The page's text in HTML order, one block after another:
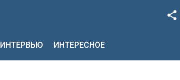
Google+
ИНТЕРВЬЮ ИНТЕРЕСНОЕ